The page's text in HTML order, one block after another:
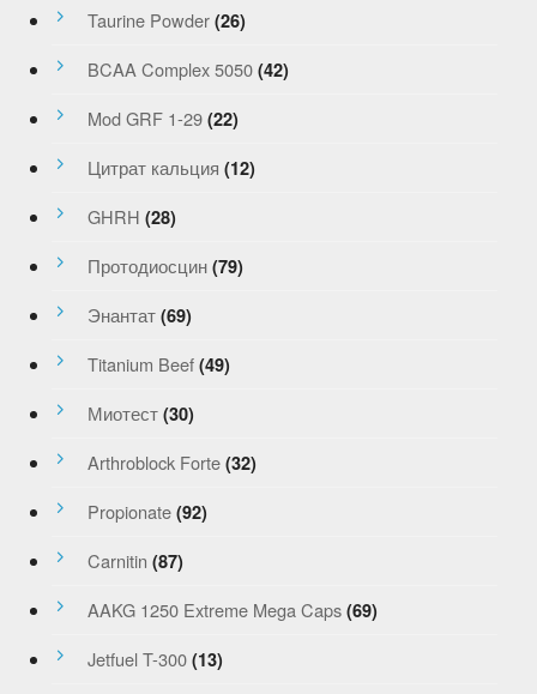
Taurine Powder (26)
BCAA Complex 5050 (42)
Mod GRF 1-29 (22)
Цитрат кальция (12)
GHRH (28)
Протодиосцин (79)
Энантат (69)
Titanium Beef (49)
Миотест (30)
Arthroblock Forte (32)
Propionate (92)
Carnitin (87)
AAKG 1250 Extreme Mega Caps (69)
Jetfuel T-300 (13)